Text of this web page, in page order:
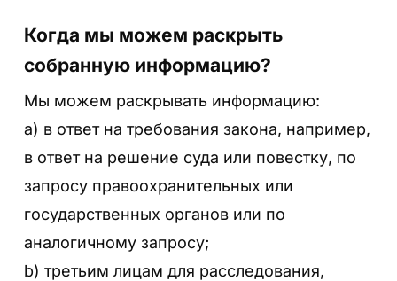
Когда мы можем раскрыть
собранную информацию?
Мы можем раскрывать информацию:
a) в ответ на требования закона, например,
в ответ на решение суда или повестку, по
запросу правоохранительных или
государственных органов или по
аналогичному запросу;
b) третьим лицам для расследования,